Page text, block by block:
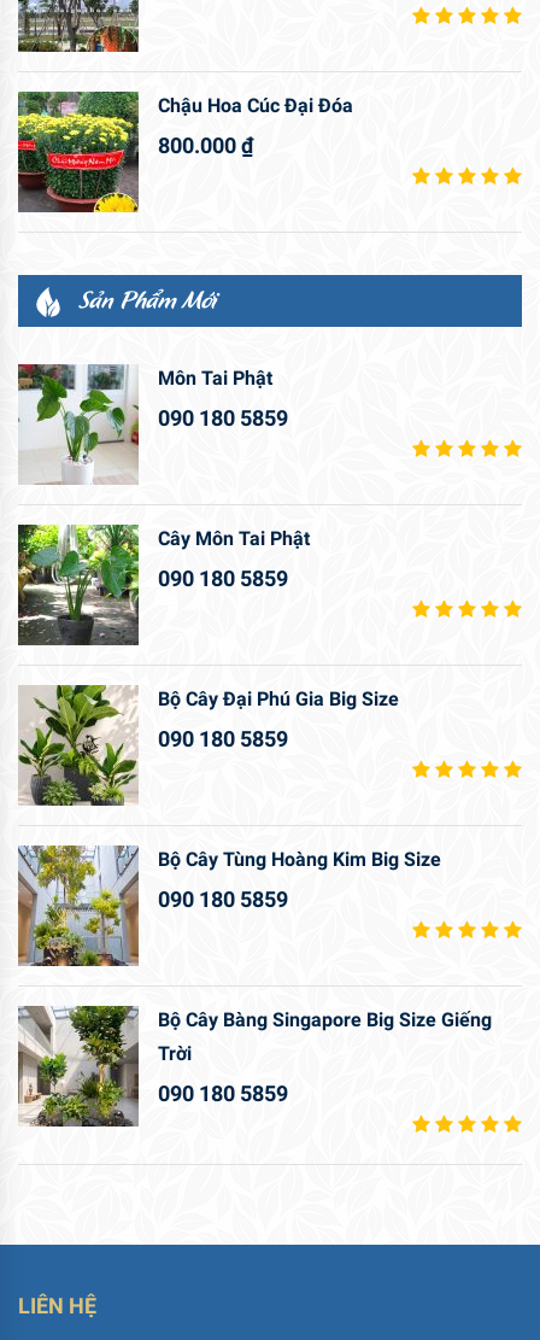
Chậu Hoa Cúc Đại Đóa
800.000₫
Sản Phẩm Mới
Môn Tai Phật
090 180 5859
Cây Môn Tai Phật
090 180 5859
Bộ Cây Đại Phú Gia Big Size
090 180 5859
Bộ Cây Tùng Hoàng Kim Big Size
090 180 5859
Bộ Cây Bàng Singapore Big Size Giếng
Trời
090 180 5859
LIÊN HỆ